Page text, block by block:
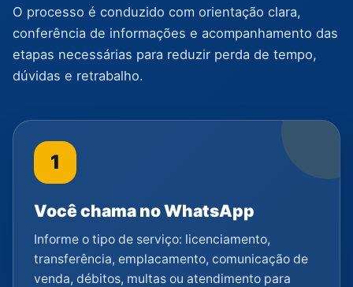
O processo é conduzido com orientação clara,
conferência de informações e acompanhamento das
etapas necessárias para reduzir perda de tempo,
dúvidas e retrabalho.
1
Você chama no WhatsApp
Informe o tipo de serviço: licenciamento,
transferência, emplacamento, comunicação de
venda, débitos, multas ou atendimento para